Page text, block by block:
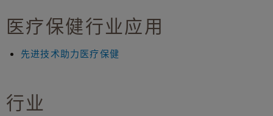
医疗保健行业应用
先进技术助力医疗保健
行业